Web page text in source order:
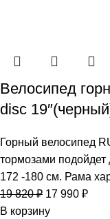
Велосипед
disc
Горный велосипед
тормозами подойдет
172 -180 см. Рама
19 820₽ 17 990 ₽
В корзину